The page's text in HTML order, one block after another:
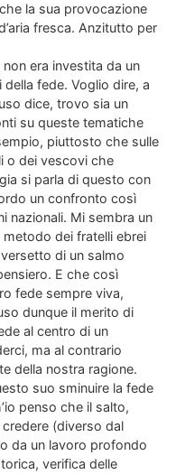
la sua provocazione
fresca. Anzitutto per
era investita da un
fede. Voglio dire, a
dice, trovo sia un
su queste tematiche
piuttosto che sulle
o dei vescovi che
si parla di questo con
un confronto così
nazionali. Mi sembra un
dei fratelli ebrei
di un salmo
E che così
fede sempre viva,
dunque il merito di
al centro di un
ma al contrario
della nostra ragione.
suo sminuire la fede
penso che il salto,
credere (diverso dal
da un lavoro profondo
verifica delle